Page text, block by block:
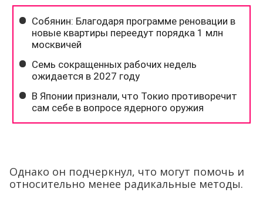
Однако он подчеркнул, что могут помочь и
относительно менее радикальные методы.